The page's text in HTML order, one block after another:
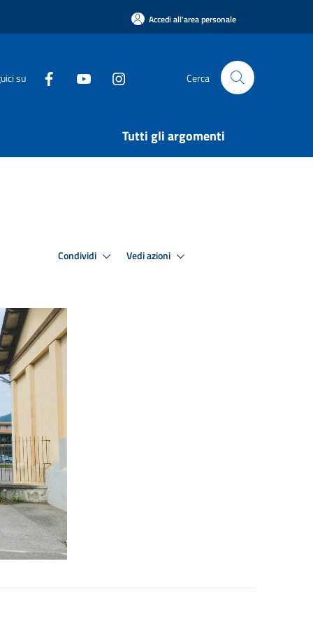
Accedi all'area personale
su Cerca
Tutti gli argomenti
Condividi Vedi azioni